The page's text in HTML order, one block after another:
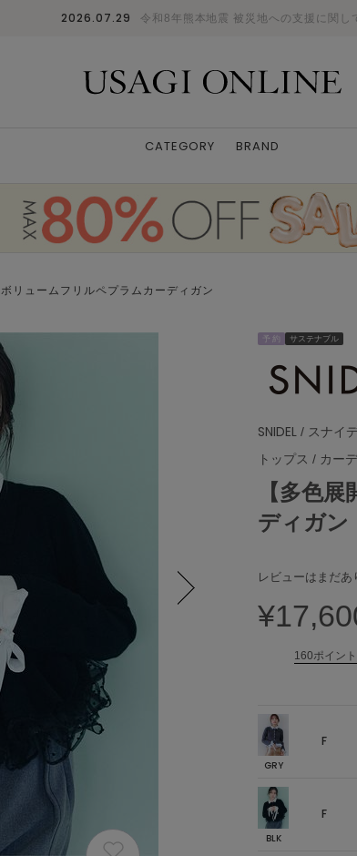
2026.07.29 令和8年熊本地震 被災地への支援に関し
CATEGORY BRAND
リュームフリルペプラムカーディガン
予 約 サステナブル
SNIDEL / スナイ
トップス / カー
【多色
ディガン
レビューはまだあ
160ポイン
GRY
F
BLK
F